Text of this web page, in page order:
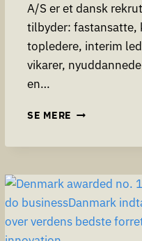
A/S er et dansk
tilbyder: fastansatte,
topledere, interim
vikarer,
en…
SE MERE TALENT
AND
BETTER
EMPLOYEES…
TALENT